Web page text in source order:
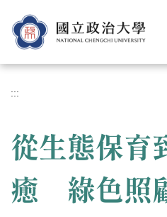
到
主
內
區
:::
從生態保育
癒 綠色照